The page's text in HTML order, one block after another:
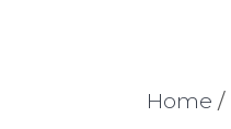
Home /